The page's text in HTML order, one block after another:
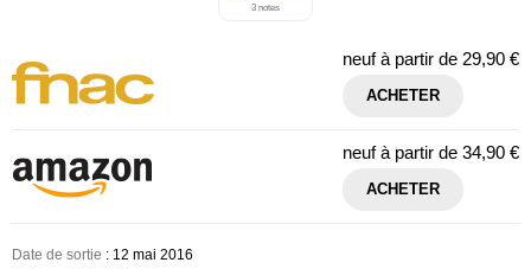
3 notes
neuf à partir de 29,90 €
ACHETER
neuf à partir de 34,90 €
ACHETER
Date de sortie : 12 mai 2016